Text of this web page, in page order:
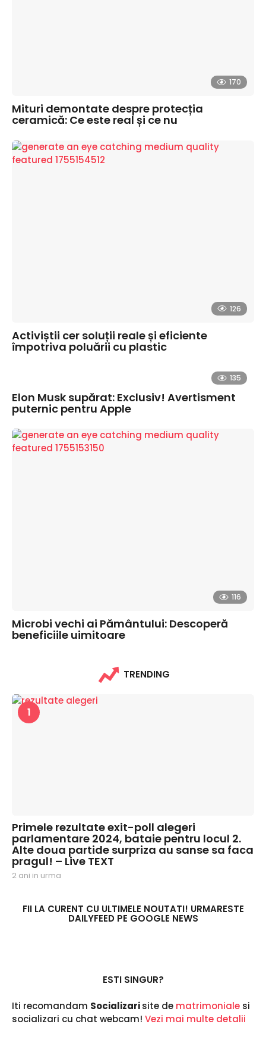
170
Mituri demontate despre protecția
ceramică: Ce este real și ce nu
126
Activiștii cer soluții reale și eficiente
împotriva poluării cu plastic
135
Elon Musk supărat: Exclusiv! Avertisment
puternic pentru Apple
116
Microbi vechi ai Pământului: Descoperă
beneficiile uimitoare
TRENDING
1
Primele rezultate exit-poll alegeri
parlamentare 2024, bataie pentru locul 2.
Alte doua partide surpriza au sanse sa faca
pragul! – Live TEXT
2 ani in urma
i
FII LA CURENT CU ULTIMELE NOUTATI! URMARESTE
DAILYFEED PE GOOGLE NEWS
ESTI SINGUR?
Iti recomandam Socializarisite de matrimoniale si
socializari cu chat webcam! Vezi mai multe detalii